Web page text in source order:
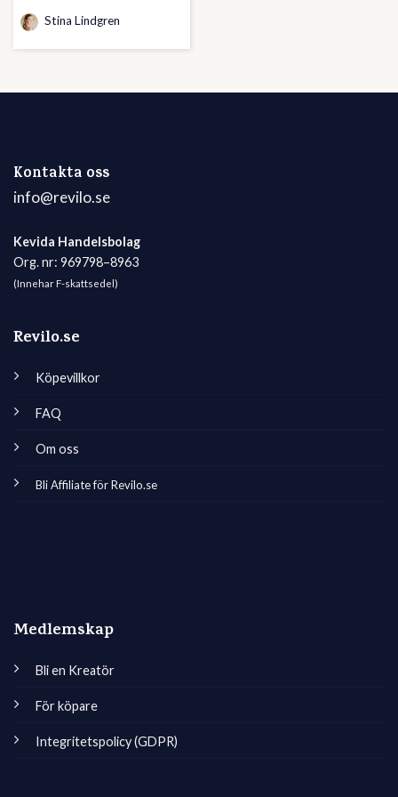
Stina Lindgren
Kontakta oss
info@revilo.se
Kevida Handelsbolag
Org. nr: 969798–8963
(Innehar F-skattsedel)
Revilo.se
Köpevillkor
FAQ
Om oss
Bli Affiliate för Revilo.se
Medlemskap
Bli en Kreatör
För köpare
Integritetspolicy (GDPR)